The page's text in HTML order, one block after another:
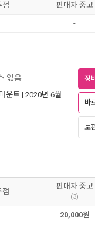
점 판매자 중고
-
없음
운트 | 2020년 6월
장
바
보
점
판매자 중고
(3)
20,000원